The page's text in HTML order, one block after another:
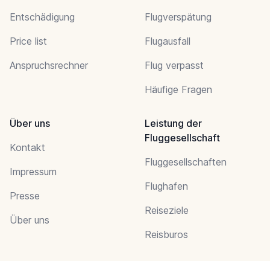
Entschädigung
Price list
Anspruchsrechner
Flugverspätung
Flugausfall
Flug verpasst
Häufige Fragen
Über uns
Kontakt
Impressum
Presse
Über uns
Leistung der
Fluggesellschaft
Fluggesellschaften
Flughafen
Reiseziele
Reisburos